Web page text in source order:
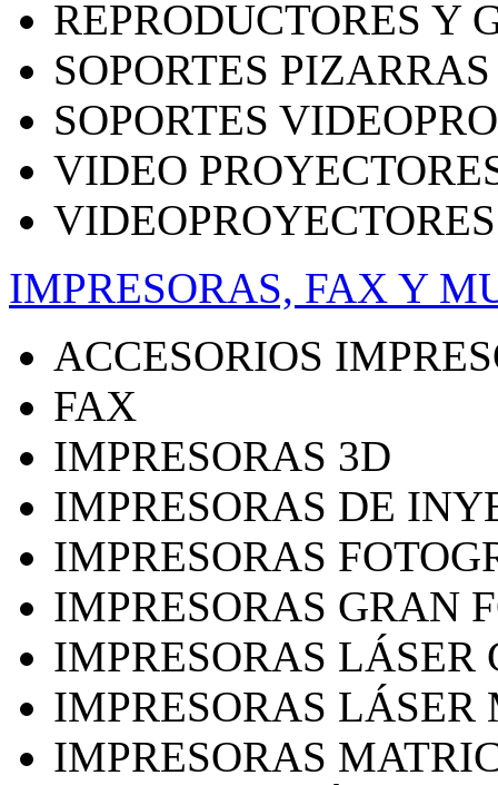
REPRODUCTORES Y
SOPORTES PIZARRAS
SOPORTES
VIDEO
VIDEOPROYECTORES
IMPRESORAS, FAX Y
ACCESORIOS
FAX
IMPRESORAS 3D
IMPRESORAS DE
IMPRESORAS
IMPRESORAS GRAN
IMPRESORAS LÁSER
IMPRESORAS LÁSER
IMPRESORAS